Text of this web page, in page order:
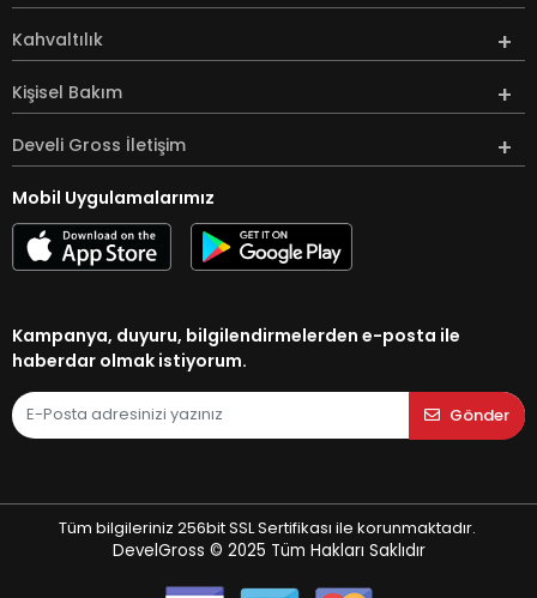
Kahvaltılık
Kişisel Bakım
Develi Gross İletişim
Mobil Uygulamalarımız
Kampanya, duyuru, bilgilendirmelerden e-posta ile
haberdar olmak istiyorum.
Gönder
Tüm bilgileriniz 256bit SSL Sertifikası ile korunmaktadır.
DevelGross © 2025 Tüm Hakları Saklıdır